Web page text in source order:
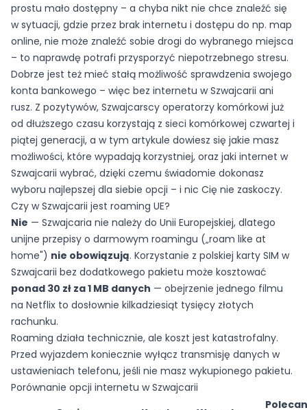
prostu mało dostępny – a chyba nikt nie chce znaleźć się
w sytuacji, gdzie przez brak internetu i dostępu do np. map
online, nie może znaleźć sobie drogi do wybranego miejsca
– to naprawdę potrafi przysporzyć niepotrzebnego stresu.
Dobrze jest też mieć stałą możliwość sprawdzenia swojego
konta bankowego – więc bez internetu w Szwajcarii ani
rusz. Z pozytywów, Szwajcarscy operatorzy komórkowi już
od dłuższego czasu korzystają z sieci komórkowej czwartej i
piątej generacji, a w tym artykule dowiesz się jakie masz
możliwości, które wypadają korzystniej, oraz jaki internet w
Szwajcarii wybrać, dzięki czemu świadomie dokonasz
wyboru najlepszej dla siebie opcji – i nic Cię nie zaskoczy.
Czy w Szwajcarii jest roaming UE?
Nie — Szwajcaria nie należy do Unii Europejskiej, dlatego
unijne przepisy o darmowym roamingu („roam like at
home") nie obowiązują. Korzystanie z polskiej karty SIM w
Szwajcarii bez dodatkowego pakietu może kosztować
ponad 30 zł za 1 MB danych — obejrzenie jednego filmu
na Netflix to dosłownie kilkadziesiąt tysięcy złotych
rachunku.
Roaming działa technicznie, ale koszt jest katastrofalny.
Przed wyjazdem koniecznie wyłącz transmisję danych w
ustawieniach telefonu, jeśli nie masz wykupionego pakietu.
Porównanie opcji internetu w Szwajcarii